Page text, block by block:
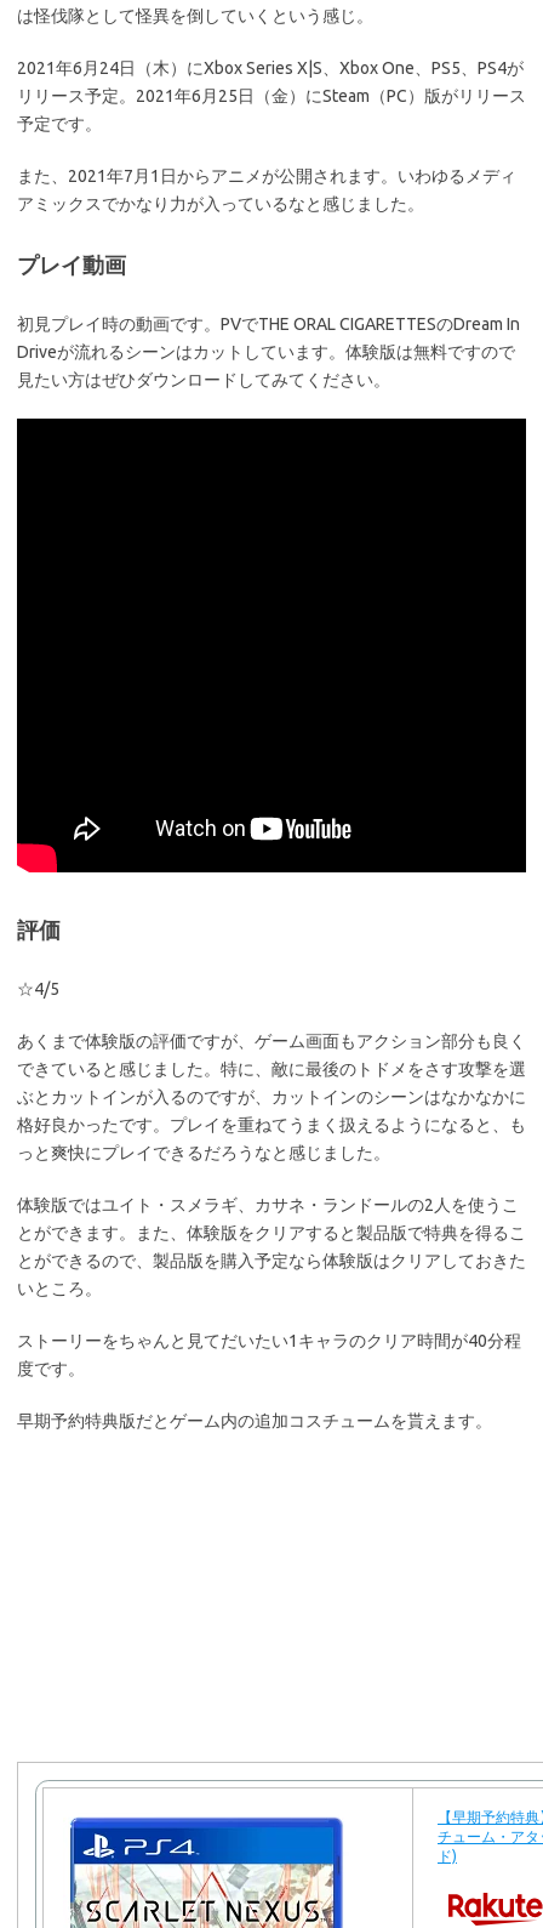
は怪伐隊として怪異を倒していくという感じ。
2021年6月24日（木）にXbox Series X|S、Xbox One、PS5、PS4が
リリース予定。2021年6月25日（金）にSteam（PC）版がリリース
予定です。
また、2021年7月1日からアニメが公開されます。いわゆるメディ
アミックスでかなり力が入っているなと感じました。
プレイ動画
初見プレイ時の動画です。PVでTHE ORAL CIGARETTESのDream In
Driveが流れるシーンはカットしています。体験版は無料ですので
見たい方はぜひダウンロードしてみてください。
評価
☆4/5
あくまで体験版の評価ですが、ゲーム画面もアクション部分も良く
できていると感じました。特に、敵に最後のトドメをさす攻撃を選
ぶとカットインが入るのですが、カットインのシーンはなかなかに
格好良かったです。プレイを重ねてうまく扱えるようになると、も
っと爽快にプレイできるだろうなと感じました。
体験版ではユイト・スメラギ、カサネ・ランドールの2人を使うこ
とができます。また、体験版をクリアすると製品版で特典を得るこ
とができるので、製品版を購入予定なら体験版はクリアしておきた
いところ。
ストーリーをちゃんと見てだいたい1キャラのクリア時間が40分程
度です。
早期予約特典版だとゲーム内の追加コスチュームを貰えます。
【早期予約特
チューム・ア
ド)